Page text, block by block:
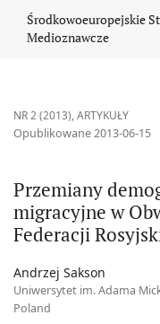
Środkowoeuropejskie
Medioznawcze
NR 2 (2013),ARTYKUŁY
Przemiany
migracyjne w
Federacji
Opublikowane 2013-06-15
Andrzej Sakson
Uniwersytet im. Adama
Poland